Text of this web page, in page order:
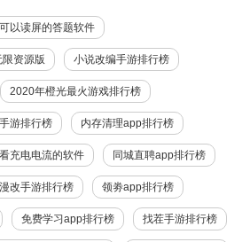
可以读屏的答题软件
资源版 小说改编手游排行榜
2020年橙光最火游戏排行榜
游排行榜 内存清理app排行榜
看充电电流的软件 同城直聘app排行榜
漫改手游排行榜 领劵app排行榜
免费学习app排行榜 找茬手游排行榜